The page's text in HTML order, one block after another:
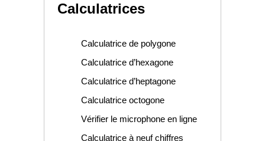
Calculatrices
Calculatrice de polygone
Calculatrice d’hexagone
Calculatrice d’heptagone
Calculatrice octogone
Vérifier le microphone en ligne
Calculatrice à neuf chiffres